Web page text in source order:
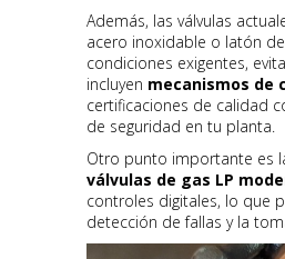
Además, las válvulas
acero inoxidable o latón
condiciones exigentes,
incluyen mecanismos de
certificaciones de calidad
de seguridad en tu planta.
Otro punto importante es
válvulas de gas LP
controles digitales, lo que
detección de fallas y la